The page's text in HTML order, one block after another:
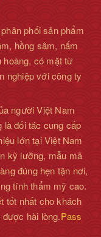
phối sản phẩm
hồng sâm, nấm
hoàng, có mặt từ
nghiệp với công ty
người Việt Nam
là đối tác cung cấp
lớn tại Việt Nam
kỹ lưỡng, mẫu mã
đúng hẹn tận nơi,
tính thẩm mỹ cao.
tốt nhất cho khách
hài lòng.Pass